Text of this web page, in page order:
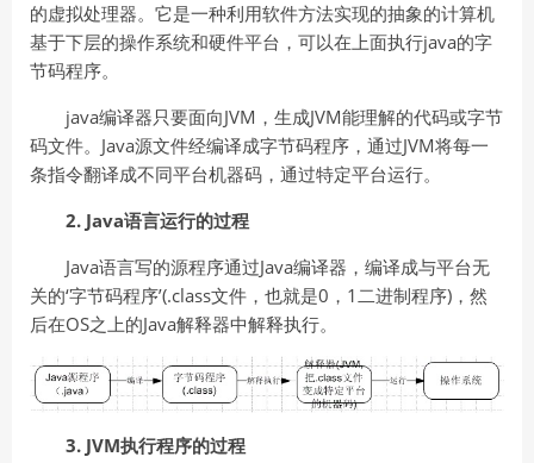
的虚拟处理器。它是一种利用软件方法实现的抽象的计算机
基于下层的操作系统和硬件平台，可以在上面执行java的字
节码程序。
java编译器只要面向JVM，生成JVM能理解的代码或字节
码文件。Java源文件经编译成字节码程序，通过JVM将每一
条指令翻译成不同平台机器码，通过特定平台运行。
2. Java语言运行的过程
Java语言写的源程序通过Java编译器，编译成与平台无
关的‘字节码程序’(.class文件，也就是0，1二进制程序)，然
后在OS之上的Java解释器中解释执行。
3. JVM执行程序的过程